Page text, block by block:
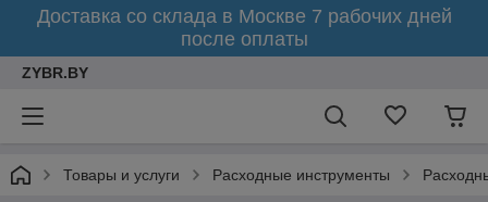
Доставка со склада в Москве 7 рабочих дней
после оплаты
ZYBR.BY
Товары и услуги Расходные инструменты